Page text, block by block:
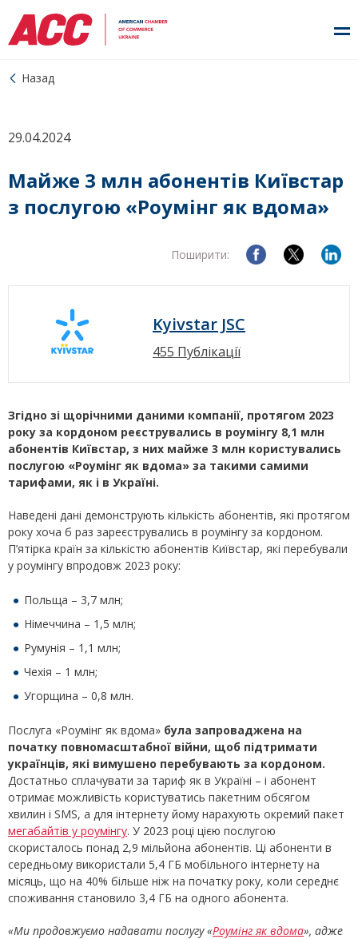
Назад
29.04.2024
Майже 3 млн абонентів Київстар
з послугою «Роумінг як вдома»
Поширити:
Kyivstar JSC
455 Публікації
Згідно зі щорічними даними компанії, протягом 2023
року за кордоном реєструвались в роумінгу 8,1 млн
абонентів Київстар, з них майже 3 млн користувались
послугою «Роумінг як вдома» за такими самими
тарифами, як і в Україні.
Наведені дані демонструють кількість абонентів, які протягом
року хоча б раз зареєструвались в роумінгу за кордоном.
П’ятірка країн за кількістю абонентів Київстар, які перебували
у роумінгу впродовж 2023 року:
Польща – 3,7 млн;
Німеччина – 1,5 млн;
Румунія – 1,1 млн;
Чехія – 1 млн;
Угорщина – 0,8 млн.
Послуга «Роумінг як вдома» була запроваджена на
початку повномасштабної війни, щоб підтримати
українців, які вимушено перебувають за кордоном.
Достатньо сплачувати за тариф як в Україні – і абонент
отримає можливість користуватись пакетним обсягом
хвилин і SMS, а для інтернету йому нарахують окремий пакет
мегабайтів у роумінгу. У 2023 році цією послугою
скористалось понад 2,9 мільйона абонентів. Ці абоненти в
середньому використали 5,4 ГБ мобільного інтернету на
місяць, що на 40% більше ніж на початку року, коли середнє
споживання становило 3,4 ГБ на одного абонента.
«Ми продовжуємо надавати послугу «Роумінг як вдома», адже